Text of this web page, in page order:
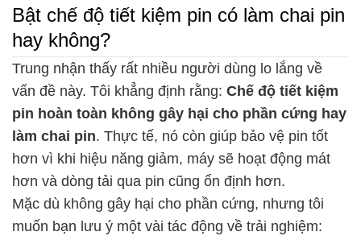
Bật chế độ tiết kiệm pin có làm chai pin
hay không?
Trung nhận thấy rất nhiều người dùng lo lắng về
vấn đề này. Tôi khẳng định rằng: Chế độ tiết kiệm
pin hoàn toàn không gây hại cho phần cứng hay
làm chai pin. Thực tế, nó còn giúp bảo vệ pin tốt
hơn vì khi hiệu năng giảm, máy sẽ hoạt động mát
hơn và dòng tải qua pin cũng ổn định hơn.
Mặc dù không gây hại cho phần cứng, nhưng tôi
muốn bạn lưu ý một vài tác động về trải nghiệm: